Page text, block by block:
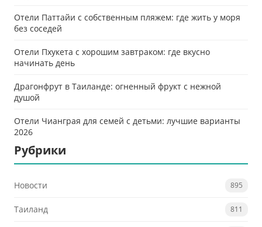
Отели Паттайи с собственным пляжем: где жить у моря
без соседей
Отели Пхукета с хорошим завтраком: где вкусно
начинать день
Драгонфрут в Таиланде: огненный фрукт с нежной
душой
Отели Чианграя для семей с детьми: лучшие варианты
2026
Рубрики
Новости 895
Таиланд 811